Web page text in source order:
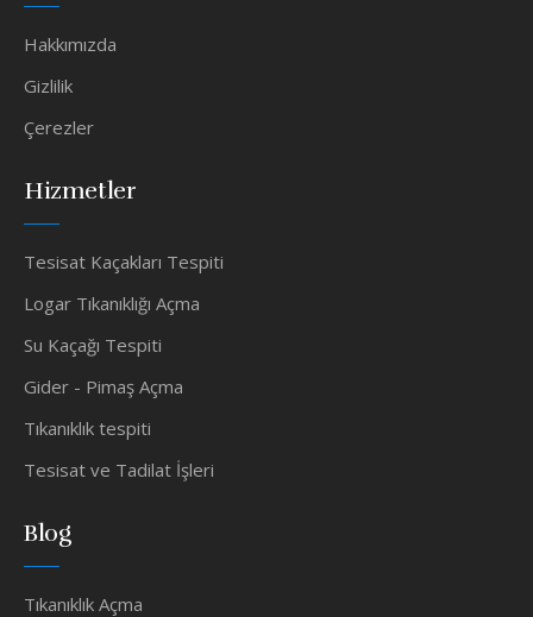
Hakkımızda
Gizlilik
Çerezler
Hizmetler
Tesisat Kaçakları Tespiti
Logar Tıkanıklığı Açma
Su Kaçağı Tespiti
Gider - Pimaş Açma
Tıkanıklık tespiti
Tesisat ve Tadilat İşleri
Blog
Tıkanıklık Açma